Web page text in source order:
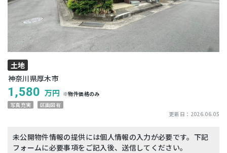
土地
神奈川県厚木市
1,580 万円 ※物件価格のみ
写真充実
区画図有
更新日： 2026.06.05
未公開物件情報の提供には個人情報の入力が必要です。下記
フォームに必要事項をご記入後、送信してください。